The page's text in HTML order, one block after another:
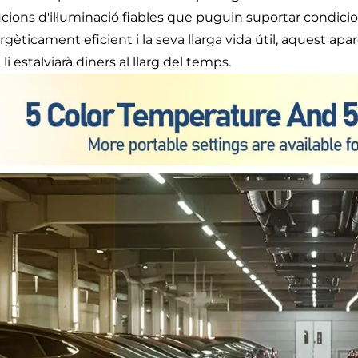
d'il·luminació fiables que puguin suportar
eficient i la seva llarga vida útil, aquest
estalviarà diners al llarg del temps.